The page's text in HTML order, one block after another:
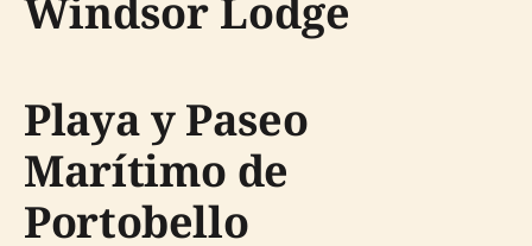
Windsor Lodge
Playa y Paseo
Marítimo de
Portobello